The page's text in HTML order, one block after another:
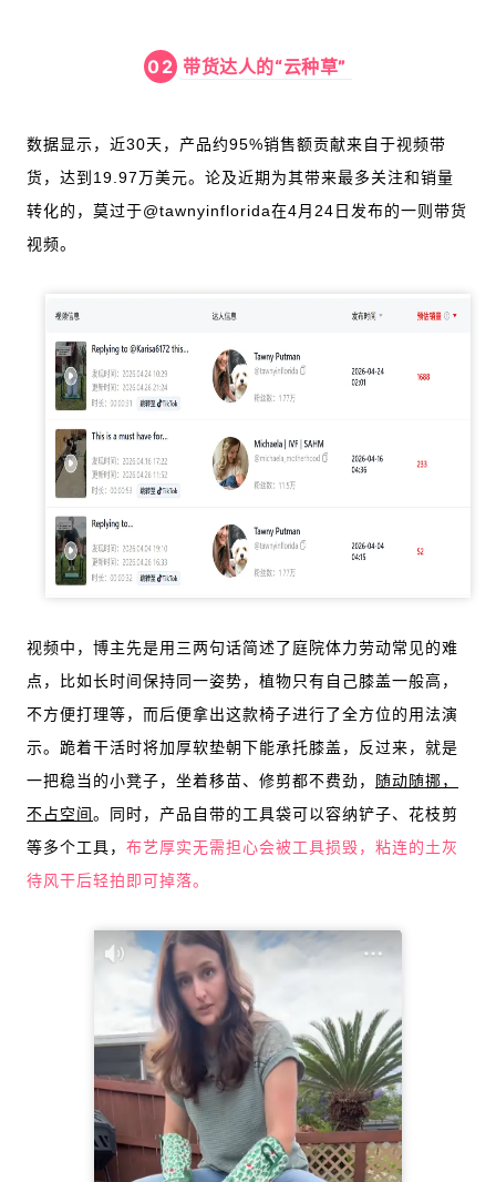
02 带货达人的“云种草”
数据显示，近30天，产品约95%销售额贡献来自于视频带
货，达到19.97万美元。论及近期为其带来最多关注和销量
转化的，莫过于@tawnyinflorida在4月24日发布的一则带货
视频。
视频中，博主先是用三两句话简述了庭院体力劳动常见的难
点，比如长时间保持同一姿势，植物只有自己膝盖一般高，
不方便打理等，而后便拿出这款椅子进行了全方位的用法演
示。跪着干活时将加厚软垫朝下能承托膝盖，反过来，就是
一把稳当的小凳子，坐着移苗、修剪都不费劲，
随动随挪，
不占空间。同时，产品自带的工具袋可以容纳铲子、花枝剪
等多个工具， 布艺厚实无需担心会被工具损毁，粘连的土灰
待风干后轻拍即可掉落。